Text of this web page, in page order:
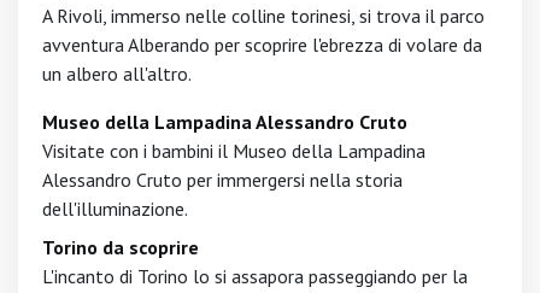
A Rivoli, immerso nelle colline torinesi, si trova il parco
avventura Alberando per scoprire l'ebrezza di volare da
un albero all'altro.
Museo della Lampadina Alessandro Cruto
Visitate con i bambini il Museo della Lampadina
Alessandro Cruto per immergersi nella storia
dell'illuminazione.
Torino da scoprire
L'incanto di Torino lo si assapora passeggiando per la